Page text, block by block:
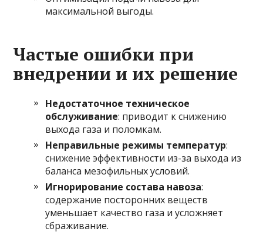
максимальной выгоды.
Частые ошибки при
внедрении и их решение
Недостаточное техническое
обслуживание: приводит к снижению
выхода газа и поломкам.
Неправильные режимы температур:
снижение эффективности из-за выхода из
баланса мезофильных условий.
Игнорирование состава навоза:
содержание посторонних веществ
уменьшает качество газа и усложняет
сбраживание.